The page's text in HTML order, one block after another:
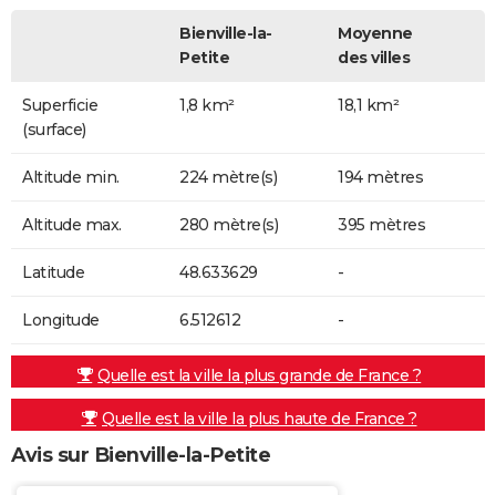
Bienville-la-
Petite
Moyenne
des villes
Superficie
(surface)
1,8 km² 18,1 km²
Altitude min. 224 mètre(s) 194 mètres
Altitude max. 280 mètre(s) 395 mètres
Latitude 48.633629 -
Longitude 6.512612 -
Quelle est la ville la plus grande de France ?
Quelle est la ville la plus haute de France ?
Avis sur Bienville-la-Petite